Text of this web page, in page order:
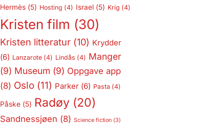
Hermès(5) Hosting (4) Israel(5) Krig (4)
Kristen film (30)
Kristen litteratur(10) Krydder
(6) Lanzarote(4) Lindås (4) Manger
(9) Museum (9) Oppgave app
(8) Oslo(11) Parker(6) Pasta (4)
Påske(5) Radøy(20)
Sandnessjøen (8) Science fiction(3)